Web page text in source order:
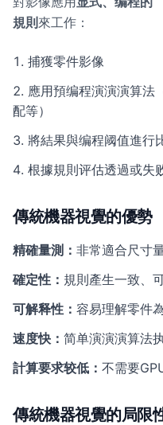
規則 來工作：
捕獲零件影像
應用預编程演演演算法
配等）
將結果與编程阈值進行
根據規則评估透過或失
傳統機器視覺的優勢
精確量測： 非常適合尺寸
確定性： 規則產生一致、
可解释性： 容易理解零件
速度快： 简单演演演算法
計算要求较低： 不需要
傳統機器視覺的局限